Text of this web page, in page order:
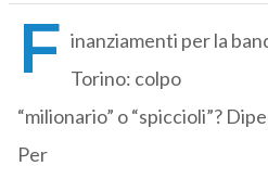
F inanziamenti per la
Torino: colpo
“milionario” o “spiccioli”?
Per